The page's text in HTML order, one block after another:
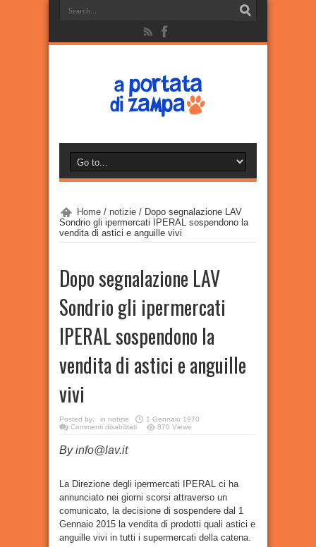
Home / notizie / Dopo segnalazione LAV
Sondrio gli ipermercati IPERAL sospendono la
vendita di astici e anguille vivi
Dopo segnalazione LAV
Sondrio gli ipermercati
IPERAL sospendono la
vendita di astici e anguille
vivi
Posted by: in notizie
1 Gennaio 1970
Commenti disabilitatisu
sospendono
la
di
astici
e
anguille
vivi
870 Views
Byinfo@lav.it
La Direzione degli ipermercati IPERAL ci ha
annunciato nei giorni scorsi attraverso un
comunicato, la decisione di sospendere dal 1
Gennaio 2015 la vendita di prodotti quali astici e
anguille vivi in tutti i supermercati della catena.